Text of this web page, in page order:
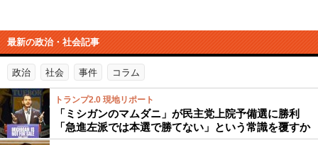
最新の政治・社会記事
政治 社会 事件 コラム
トランプ2.0 現地リポート
「ミシガンのマムダニ」が民主党上院予備選に勝利
「急進左派では本選で勝てない」という常識を覆すか